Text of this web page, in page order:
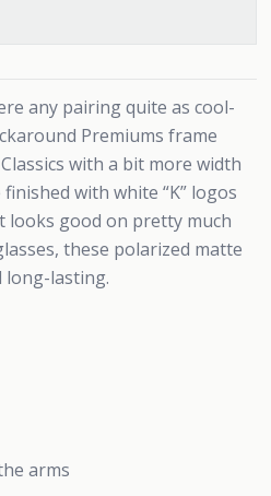
any pairing quite as cool-
Premiums frame
with a bit more width
with white “K” logos
looks good on pretty much
these polarized matte
long-lasting.
arms